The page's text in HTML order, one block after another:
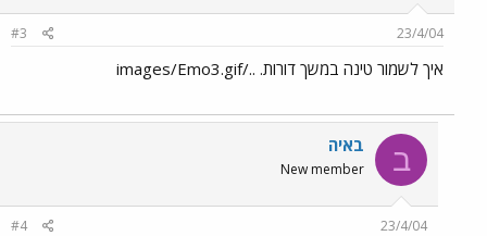
23/4/04
#3
איך לשמור טינה במשך דורות. ../images/Emo3.gif
ב באיה
New member
23/4/04
#4